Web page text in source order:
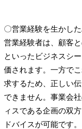
〇営業経験を生かし
営業経験者は、顧客
といったビジネスシ
価されます。一方で
求するため、正しい
できません。事業会
ィスである企画の双
ドバイスが可能です。